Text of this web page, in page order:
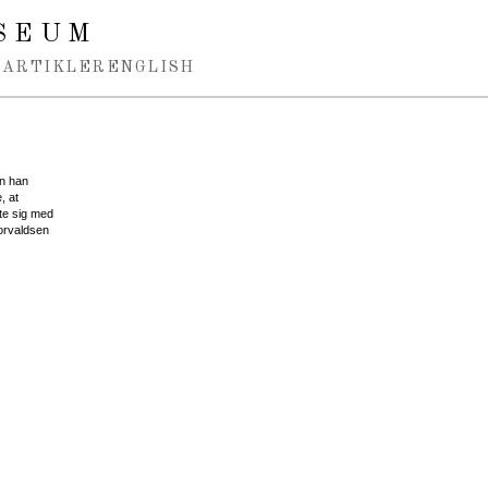
ENGLISH
han
at
sig med